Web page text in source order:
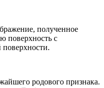
полученное
поверхность с
родового признака.